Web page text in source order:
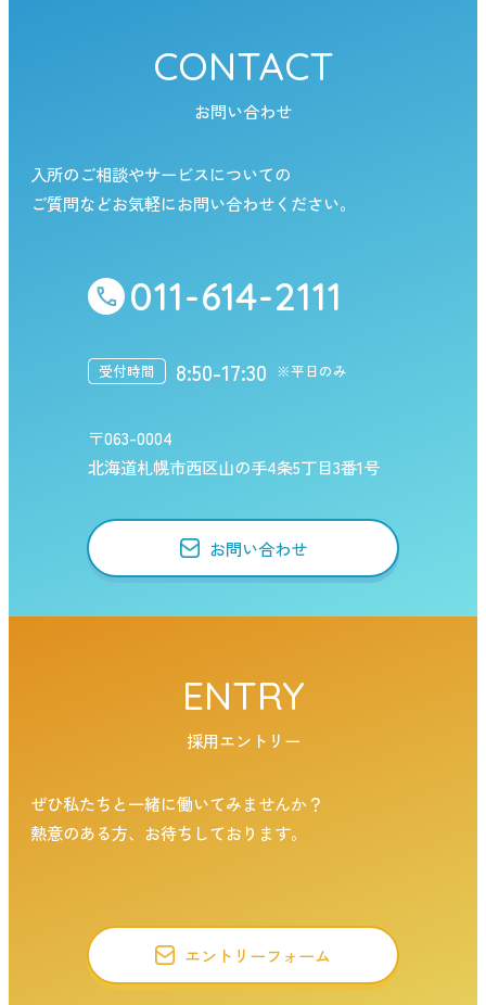
CONTACT
お問い合わせ
入所のご相談やサービスについての
ご質問などお気軽にお問い合わせください。
011-614-2111
受付時間 8:50-17:30 ※平日のみ
〒063-0004
北海道札幌市西区山の手4条5丁目3番1号
お問い合わせ
ENTRY
採用エントリー
ぜひ私たちと一緒に働いてみませんか？
熱意のある方、お待ちしております。
エントリーフォーム